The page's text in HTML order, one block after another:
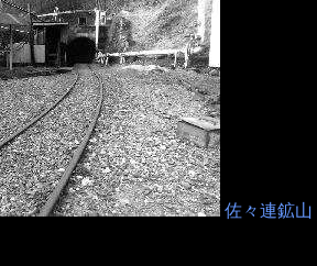
佐々連鉱山